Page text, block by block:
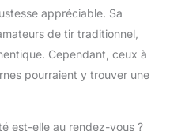
appréciable. Sa
de tir traditionnel,
Cependant, ceux à
pourraient y trouver une
est-elle au rendez-vous ?